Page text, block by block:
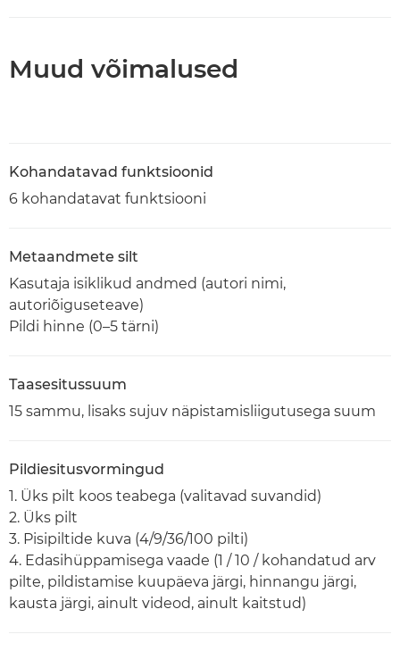
Muud võimalused
Kohandatavad funktsioonid
6 kohandatavat funktsiooni
Metaandmete silt
Kasutaja isiklikud andmed (autori nimi,
autoriõiguseteave)
Pildi hinne (0–5 tärni)
Taasesitussuum
15 sammu, lisaks sujuv näpistamisliigutusega suum
Pildiesitusvormingud
1. Üks pilt koos teabega (valitavad suvandid)
2. Üks pilt
3. Pisipiltide kuva (4/9/36/100 pilti)
4. Edasihüppamisega vaade (1 / 10 / kohandatud arv
pilte, pildistamise kuupäeva järgi, hinnangu järgi,
kausta järgi, ainult videod, ainult kaitstud)